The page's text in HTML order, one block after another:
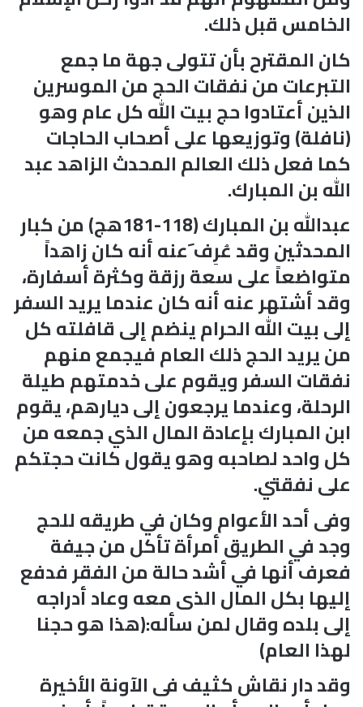
الخامس قبل ذلك.
كان المقترح بأن تتولى جهة ما جمع
التبرعات من نفقات الحج من الموسرين
الذين أعتادوا حج بيت الله كل عام وهو
(نافلة) وتوزيعها على أصحاب الحاجات
كما فعل ذلك العالم المحدث الزاهد عبد
الله بن المبارك.
عبدالله بن المبارك (118-181هج) من كبار
المحدثين وقد عُرِف َعنه أنه كان زاهداً
متواضعاً على سعة رزقة وكثرة أسفارة،
وقد أشتهر عنه أنه كان عندما يريد السفر
إلى بيت الله الحرام ينضم إلى قافلته كل
من يريد الحج ذلك العام فيجمع منهم
نفقات السفر ويقوم على خدمتهم طيلة
الرحلة، وعندما يرجعون إلى ديارهم، يقوم
ابن المبارك بإعادة المال الذي جمعه من
كل واحد لصاحبه وهو يقول كانت حجتكم
على نفقتي.
وفى أحد الأعوام وكان في طريقه للحج
وجد في الطريق أمرأة تأكل من جيفة
فعرف أنها في أشد حالة من الفقر فدفع
إليها بكل المال الذى معه وعاد أدراجه
إلى بلده وقال لمن سأله:(هذا هو حجنا
لهذا العام)
وقد دار نقاش كثيف فى الآونة الأخيرة